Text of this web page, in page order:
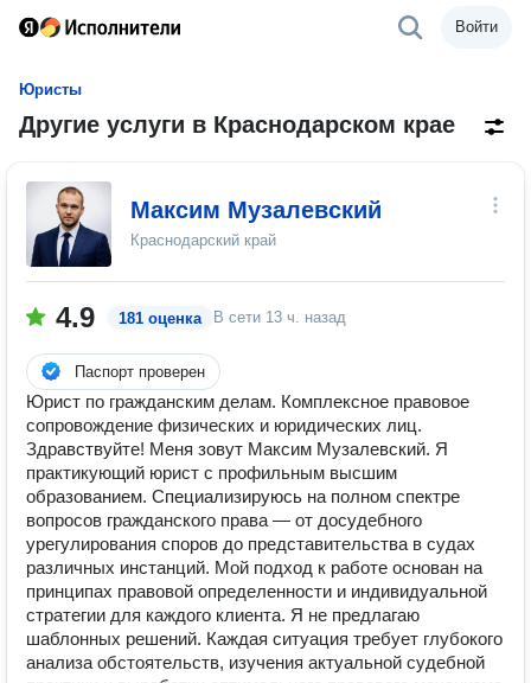
Войти
Юристы
Другие услуги в Краснодарском крае
Максим Музалевский
Краснодарский край
4.9 181 оценка В сети 13 ч. назад
Паспорт проверен
Юрист по гражданским делам. Комплексное правовое
сопровождение физических и юридических лиц.
Здравствуйте! Меня зовут Максим Музалевский. Я
практикующий юрист с профильным высшим
образованием. Специализируюсь на полном спектре
вопросов гражданского права — от досудебного
урегулирования споров до представительства в судах
различных инстанций. Мой подход к работе основан на
принципах правовой определенности и индивидуальной
стратегии для каждого клиента. Я не предлагаю
шаблонных решений. Каждая ситуация требует глубокого
анализа обстоятельств, изучения актуальной судебной